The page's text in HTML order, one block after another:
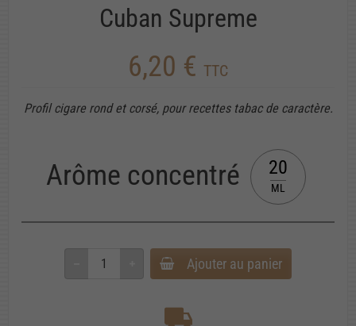
Cuban Supreme
6,20 € TTC
Profil cigare rond et corsé, pour recettes tabac de caractère.
Arôme concentré 20
ML
Ajouter au panier